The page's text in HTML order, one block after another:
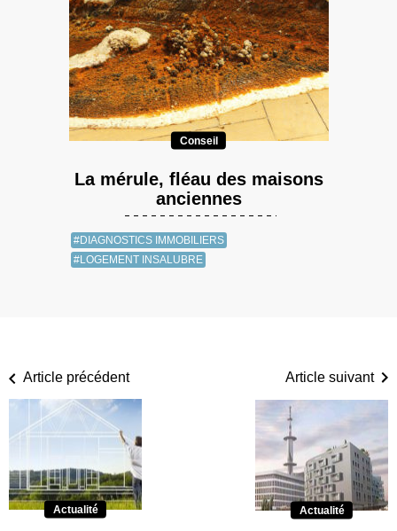
Conseil
La mérule, fléau des maisons
anciennes
#DIAGNOSTICS IMMOBILIERS
#LOGEMENT INSALUBRE
Article précédent
Actualité
Article suivant
Actualité